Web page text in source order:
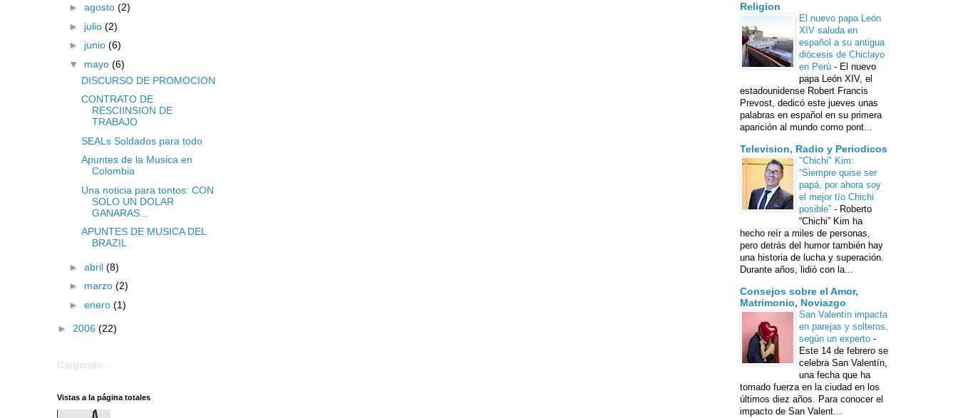
►agosto(2)
► julio(2)
► junio(6)
▼ mayo(6)
DISCURSO DE PROMOCION
CONTRATO DE
RESCIINSION DE
TRABAJO
SEALs Soldados para todo
Apuntes de la Musica en
Colombia
Una noticia para tontos: CON
SOLO UN DOLAR
GANARAS...
APUNTES DE MUSICA DEL
BRAZIL
►abril(8)
► marzo(2)
►enero(1)
► 2006 (22)
Cargando...
Vistas a la página totales
Religion
El nuevo papa León
XIV saluda en
español a su antigua
diócesis de Chiclayo
en Perú - El nuevo
papa León XIV, el
estadounidense Robert Francis
Prevost, dedicó este jueves unas
palabras en español en su primera
aparición al mundo como pont...
Television, Radio y Periodicos
"Chichi" Kim:
“Siempre quise ser
papá, por ahora soy
el mejor tío Chichi
posible” - Roberto
“Chichi” Kim ha
hecho reír a miles de personas,
pero detrás del humor también hay
una historia de lucha y superación.
Durante años, lidió con la...
Consejos sobre el Amor,
Matrimonio, Noviazgo
San Valentín impacta
en parejas y solteros,
según un experto -
Este 14 de febrero se
celebra San Valentín,
una fecha que ha
tomado fuerza en la ciudad en los
últimos diez años. Para conocer el
impacto de San Valent...